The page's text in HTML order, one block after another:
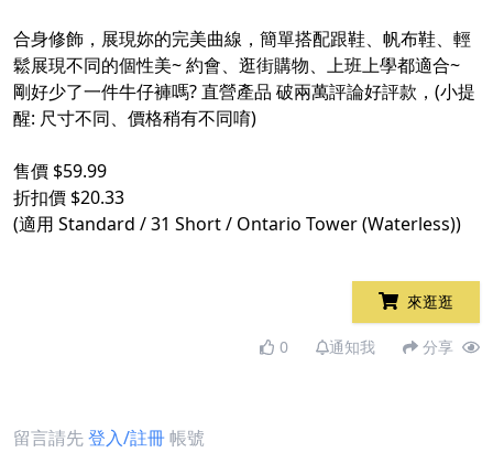
合身修飾，展現妳的完美曲線，簡單搭配跟鞋、帆布鞋、輕
鬆展現不同的個性美~ 約會、逛街購物、上班上學都適合~
剛好少了一件牛仔褲嗎? 直營產品 破兩萬評論好評款，(小提
醒: 尺寸不同、價格稍有不同唷)
售價 $59.99
折扣價 $20.33
(適用 Standard / 31 Short / Ontario Tower (Waterless))
來逛逛
0 通知我 分享
留言請先登入/註冊帳號